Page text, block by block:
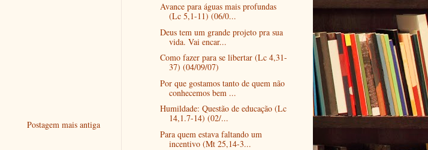
Postagem mais antiga
Avance para águas mais profundas
(Lc 5,1-11) (06/0...
Deus tem um grande projeto pra sua
vida. Vai encar...
Como fazer para se libertar (Lc 4,31-
37) (04/09/07)
Por que gostamos tanto de quem não
conhecemos bem ...
Humildade: Questão de educação (Lc
14,1.7-14) (02/...
Para quem estava faltando um
incentivo (Mt 25,14-3...